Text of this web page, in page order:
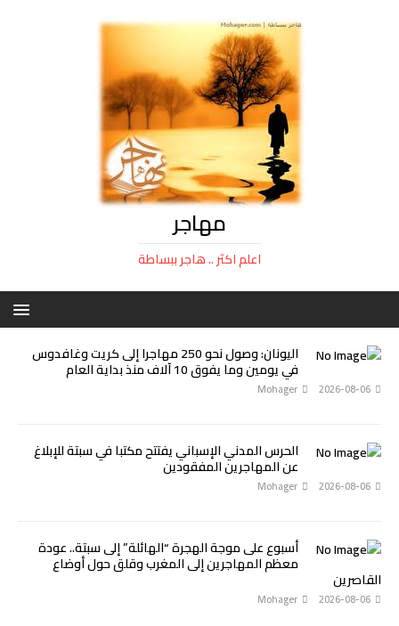
مهاجر
اعلم اكثر .. هاجر ببساطة
اليونان: وصول نحو 250 مهاجرا إلى كريت وغافدوس
في يومين وما يفوق 10 آلاف منذ بداية العام
2026-08-06
Mohager
الحرس المدني الإسباني يفتتح مكتبا في سبتة للإبلاغ
عن المهاجرين المفقودين
2026-08-06
Mohager
أسبوع على موجة الهجرة “الهائلة” إلى سبتة.. عودة
معظم المهاجرين إلى المغرب وقلق حول أوضاع
القاصرين
2026-08-06
Mohager